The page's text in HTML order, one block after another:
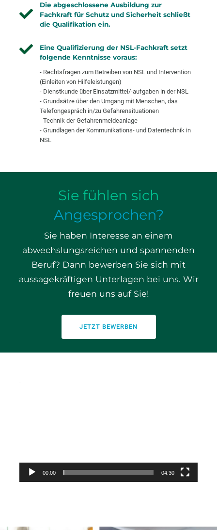
Die abgeschlossene Ausbildung zur
Fachkraft für Schutz und Sicherheit schließt
die Qualifikation ein.
Eine Qualifizierung der NSL-Fachkraft setzt
folgende Kenntnisse voraus:
- Rechtsfragen zum Betreiben von NSL und Intervention
(Einleiten von Hilfeleistungen)
- Dienstkunde über Einsatzmittel/-aufgaben in der NSL
- Grundsätze über den Umgang mit Menschen, das
Telefongespräch in/zu Gefahrensituationen
- Technik der Gefahrenmeldeanlage
- Grundlagen der Kommunikations- und Datentechnik in
NSL
Sie fühlen sich
Angesprochen?
Sie haben Interesse an einem
abwechslungsreichen und spannenden
Beruf? Dann bewerben Sie sich mit
aussagekräftigen Unterlagen bei uns. Wir
freuen uns auf Sie!
JETZT BEWERBEN
00:00 04:30